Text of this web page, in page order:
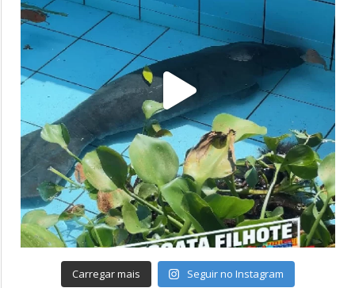
Carregar mais Seguir no Instagram